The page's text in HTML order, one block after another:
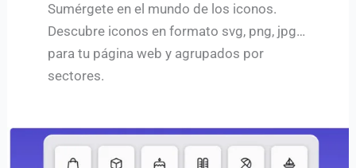
Sumérgete en el mundo de los iconos.
Descubre iconos en formato svg, png, jpg…
para tu página web y agrupados por
sectores.